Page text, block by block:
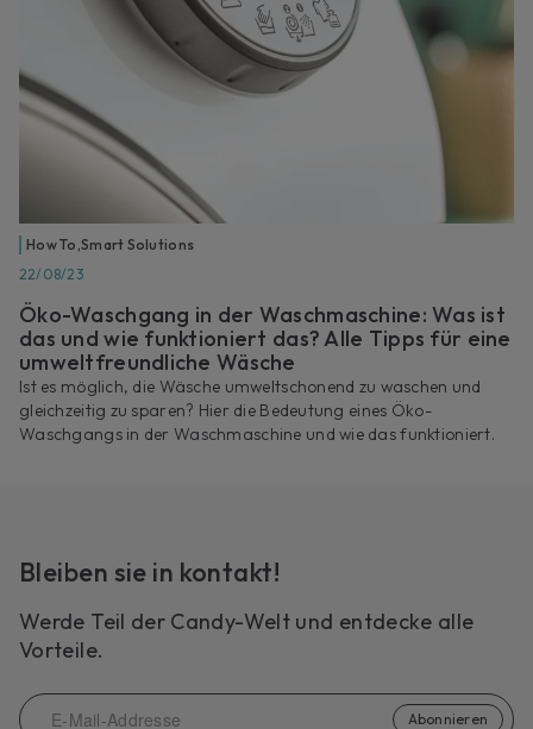
How To ,Smart Solutions
22/08/23
Öko-Waschgang in der Waschmaschine: Was ist
das und wie funktioniert das? Alle Tipps für eine
umweltfreundliche Wäsche
Ist es möglich, die Wäsche umweltschonend zu waschen und
gleichzeitig zu sparen? Hier die Bedeutung eines Öko-
Waschgangs in der Waschmaschine und wie das funktioniert.
Bleiben sie in kontakt!
Werde Teil der Candy-Welt und entdecke alle
Vorteile.
Abonnieren